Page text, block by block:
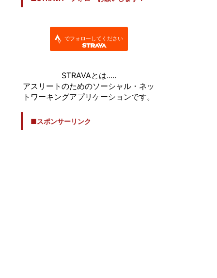
でフォローしてください
STRAVAとは.....
アスリートのためのソーシャル・ネッ
トワーキングアプリケーションです。
■スポンサーリンク